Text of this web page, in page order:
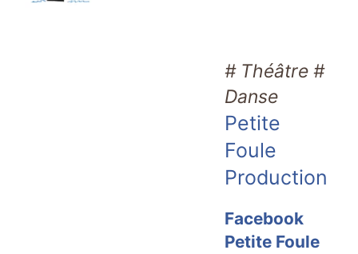
# Théâtre #
Danse
Petite
Foule
Production
Facebook
Petite Foule